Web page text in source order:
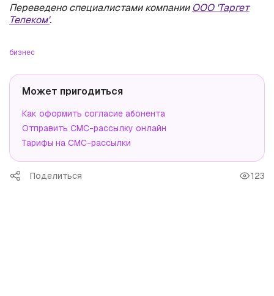
Переведено специалистами компанииООО 'Таргет
Телеком'.
бизнес
Может пригодиться
Как оформить согласие абонента
Отправить СМС-рассылку онлайн
Тарифы на СМС-рассылки
Поделиться 123